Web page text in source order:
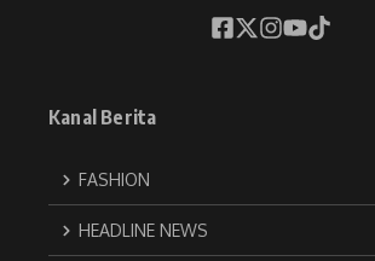
Kanal Berita
FASHION
HEADLINE NEWS